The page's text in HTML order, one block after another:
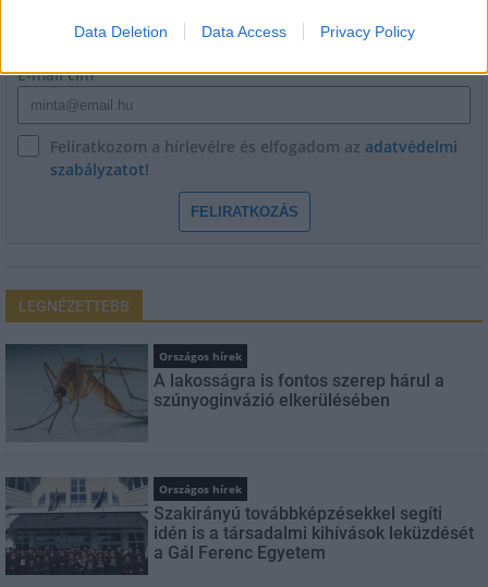
Data Deletion Data Access Privacy Policy
E-mail cím
Feliratkozom a hírlevélre és elfogadom az adatvédelmi
szabályzatot!
FELIRATKOZÁS
LEGNÉZETTEBB
Országos hírek
A lakosságra is fontos szerep hárul a
szúnyoginvázió elkerülésében
Országos hírek
Szakirányú továbbképzésekkel segíti
idén is a társadalmi kihívások leküzdését
a Gál Ferenc Egyetem